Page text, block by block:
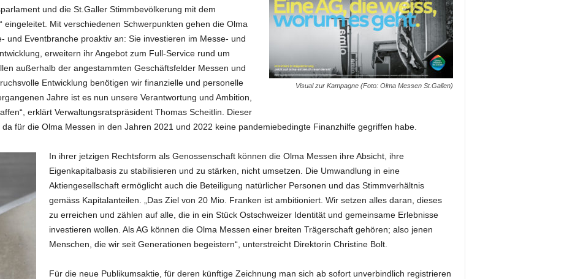
Visual zur Kampagne (Foto: Olma Messen St.Gallen)
und die St.Galler Stimmbevölkerung mit dem
eingeleitet. Mit verschiedenen Schwerpunkten gehen die Olma
und Eventbranche proaktiv an: Sie investieren im Messe- und
erweitern ihr Angebot zum Full-Service rund um
außerhalb der angestammten Geschäftsfelder Messen und
Entwicklung benötigen wir finanzielle und personelle
Jahre ist es nun unsere Verantwortung und Ambition,
erklärt Verwaltungsratspräsident Thomas Scheitlin. Dieser
für die Olma Messen in den Jahren 2021 und 2022 keine pandemiebedingte Finanzhilfe gegriffen habe.
In ihrer jetzigen Rechtsform als Genossenschaft können die Olma Messen ihre Absicht, ihre
Eigenkapitalbasis zu stabilisieren und zu stärken, nicht umsetzen. Die Umwandlung in eine
Aktiengesellschaft ermöglicht auch die Beteiligung natürlicher Personen und das Stimmverhältnis
gemäss Kapitalanteilen. „Das Ziel von 20 Mio. Franken ist ambitioniert. Wir setzen alles daran, dieses
zu erreichen und zählen auf alle, die in ein Stück Ostschweizer Identität und gemeinsame Erlebnisse
investieren wollen. Als AG können die Olma Messen einer breiten Trägerschaft gehören; also jenen
Menschen, die wir seit Generationen begeistern“, unterstreicht Direktorin Christine Bolt.
Für die neue Publikumsaktie, für deren künftige Zeichnung man sich ab sofort unverbindlich registrieren